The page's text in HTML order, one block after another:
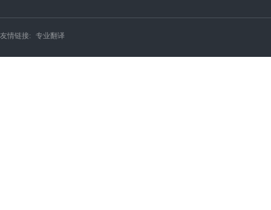
友情链接: 专业翻译